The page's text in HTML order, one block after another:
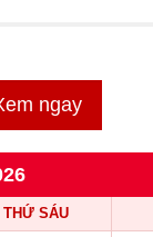
ngay
THỨ SÁU